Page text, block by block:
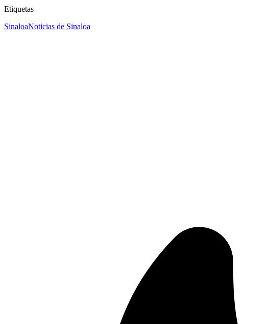
Etiquetas
SinaloaNoticias de Sinaloa